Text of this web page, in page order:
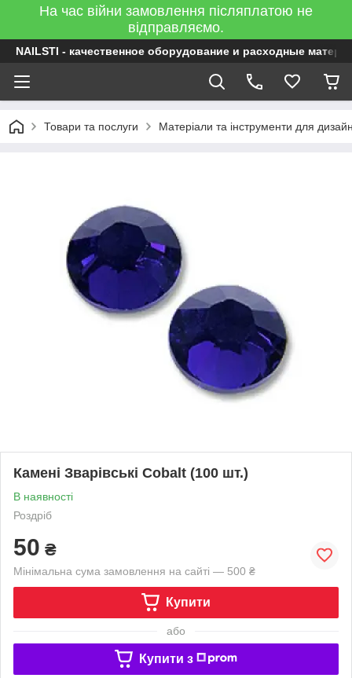
На час війни замовлення післяплатою не
відправляємо.
NAILSTI - качественное оборудование и расходные
Товари та послуги Матеріали та інструменти для
Камені Зварівські Cobalt (100 шт.)
В наявності
Роздріб
50 ₴
Мінімальна сума замовлення на сайті — 500 ₴
Купити
або
Купити з